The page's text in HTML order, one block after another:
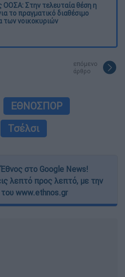
ΟΟΣΑ: Στην τελευταία θέση η
το πραγματικό διαθέσιμο
των νοικοκυριών
επόμενο
άρθρο
ΕΘΝΟΣΠΟΡ
Τσέλσι
στο Google News!
λεπτό προς λεπτό, με την
www.ethnos.gr